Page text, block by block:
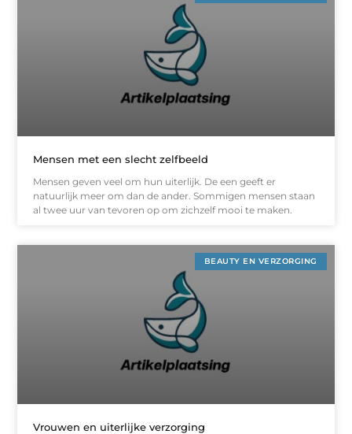
Mensen met een slecht zelfbeeld
Mensen geven veel om hun uiterlijk. De een geeft er
natuurlijk meer om dan de ander. Sommigen mensen staan
al twee uur van tevoren op om zichzelf mooi te maken.
BEAUTY EN VERZORGING
Vrouwen en uiterlijke verzorging